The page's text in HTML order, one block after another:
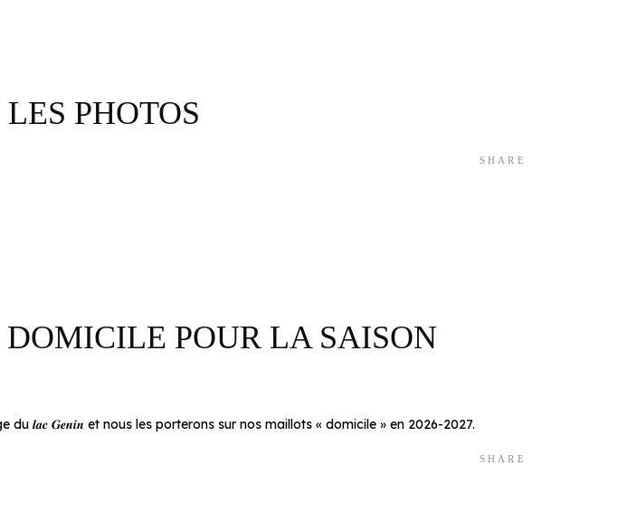
PHOTOS
SHARE
POUR LA SAISON
𝒍𝒂𝒄 𝑮𝒆𝒏𝒊𝒏 et nous les porterons sur nos maillots « domicile » en 2026-2027.
SHARE